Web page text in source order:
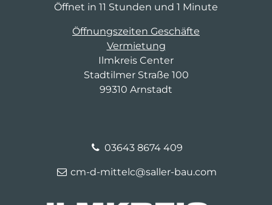
Öffnet in 11 Stunden und 1 Minute
Öffnungszeiten Geschäfte
Vermietung
Ilmkreis Center
Stadtilmer Straße 100
99310 Arnstadt
03643 8674 409
cm-d-mittelc@saller-bau.com